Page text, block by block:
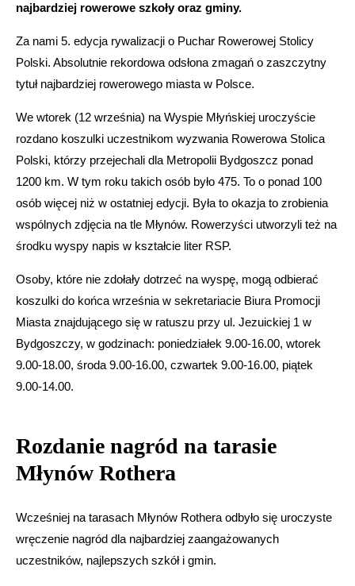
najbardziej rowerowe szkoły oraz gminy.
Za nami 5. edycja rywalizacji o Puchar Rowerowej Stolicy
Polski. Absolutnie rekordowa odsłona zmagań o zaszczytny
tytuł najbardziej rowerowego miasta w Polsce.
We wtorek (12 września) na Wyspie Młyńskiej uroczyście
rozdano koszulki uczestnikom wyzwania Rowerowa Stolica
Polski, którzy przejechali dla Metropolii Bydgoszcz ponad
1200 km. W tym roku takich osób było 475. To o ponad 100
osób więcej niż w ostatniej edycji. Była to okazja to zrobienia
wspólnych zdjęcia na tle Młynów. Rowerzyści utworzyli też na
środku wyspy napis w kształcie liter RSP.
Osoby, które nie zdołały dotrzeć na wyspę, mogą odbierać
koszulki do końca września w sekretariacie Biura Promocji
Miasta znajdującego się w ratuszu przy ul. Jezuickiej 1 w
Bydgoszczy, w godzinach: poniedziałek 9.00-16.00, wtorek
9.00-18.00, środa 9.00-16.00, czwartek 9.00-16.00, piątek
9.00-14.00.
Rozdanie nagród na tarasie
Młynów Rothera
Wcześniej na tarasach Młynów Rothera odbyło się uroczyste
wręczenie nagród dla najbardziej zaangażowanych
uczestników, najlepszych szkół i gmin.